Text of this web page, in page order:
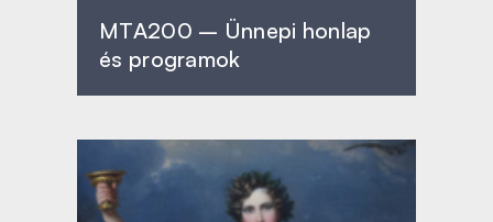
MTA200 – Ünnepi honlap
és programok